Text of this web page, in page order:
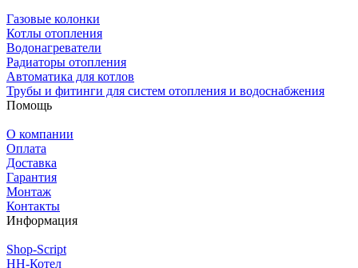
Газовые колонки
Котлы отопления
Водонагреватели
Радиаторы отопления
Автоматика для котлов
Трубы и фитинги для систем отопления и водоснабжения
Помощь
О компании
Оплата
Доставка
Гарантия
Монтаж
Контакты
Информация
Shop-Script
НН-Котел